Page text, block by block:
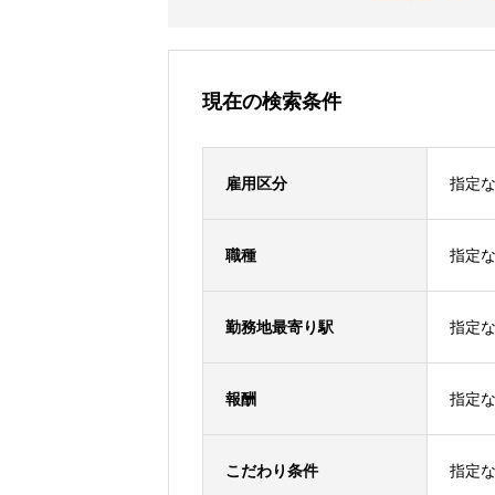
現在の検索条件
雇用区分 指定
職種 指定
勤務地最寄り駅 指定
報酬 指定
こだわり条件 指定